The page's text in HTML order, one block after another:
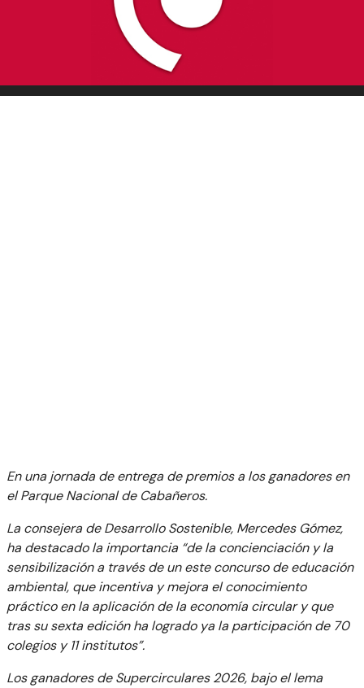
En una jornada de entrega de premios a los ganadores en
el Parque Nacional de Cabañeros.
La consejera de Desarrollo Sostenible, Mercedes Gómez,
ha destacado la importancia “de la concienciación y la
sensibilización a través de un este concurso de educación
ambiental, que incentiva y mejora el conocimiento
práctico en la aplicación de la economía circular y que
tras su sexta edición ha logrado ya la participación de 70
colegios y 11 institutos”.
Los ganadores de Supercirculares 2026, bajo el lema